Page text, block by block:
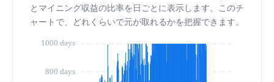
とマイニング収益の比率を日ごとに表示します。このチ
ャートで、どれくらいで元が取れるかを把握できます。